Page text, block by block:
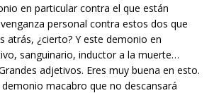
en particular contra el que están
personal contra estos dos que
atrás, ¿cierto? Y este demonio en
sanguinario, inductor a la muerte…
adjetivos. Eres muy buena en esto.
demonio macabro que no descansará